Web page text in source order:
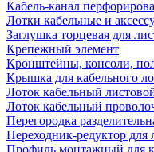
Кабель-канал
Лотки кабельные и
Заглушка торцевая для
Крепежный элемент
Кронштейны, консоли,
Крышка для кабельного
Лоток кабельный
Лоток кабельный
Перегородка
Переходник-редуктор для
Профиль монтажный для